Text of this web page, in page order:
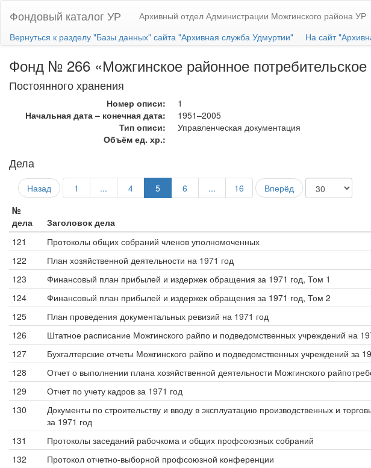
Фондовый каталог УР Архивный отдел Администрации Можгинского района УР
Вернуться к разделу "Базы данных" сайта "Архивная служба Удмуртии"
На сайт
Фонд № 266 «Можгинское районное потребительское
Постоянного хранения
Номер описи:
1
Начальная дата – конечная дата:
1951–2005
Тип описи:
Управленческая документация
Объём ед. хр.:
Дела
Назад 1 ... 4 5 6 ... 16
Вперёд
№
дела
Заголовок дела
121
Протоколы общих собраний членов уполномоченных
122
План хозяйственной деятельности на 1971 год
123
Финансовый план прибылей и издержек обращения за 1971 год, Том 1
124
Финансовый план прибылей и издержек обращения за 1971 год, Том 2
125
План проведения документальных ревизий на 1971 год
126
Штатное расписание Можгинского райпо и подведомственных учреждений на
127
Бухгалтерские отчеты Можгинского райпо и подведомственных учреждений за
128
Отчет о выполнении плана хозяйственной деятельности Можгинского
129
Отчет по учету кадров за 1971 год
130
Документы по строительству и вводу в эксплуатацию производственных и
за 1971 год
131 Протоколы заседаний рабочкома и общих профсоюзных собраний
132
Протокол отчетно-выборной профсоюзной конференции